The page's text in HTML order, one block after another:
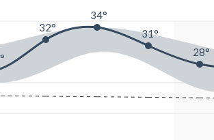
32°
34°
31°
28°